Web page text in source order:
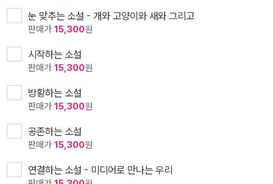
눈 맞추는 소설 - 개와 고양이와 새와 그리고
판매가 15,300원
시작하는 소설
판매가 15,300원
방황하는 소설
판매가 15,300원
공존하는 소설
판매가 15,300원
연결하는 소설 - 미디어로 만나는 우리